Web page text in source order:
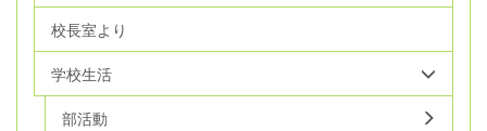
校長室より
学校生活
部活動